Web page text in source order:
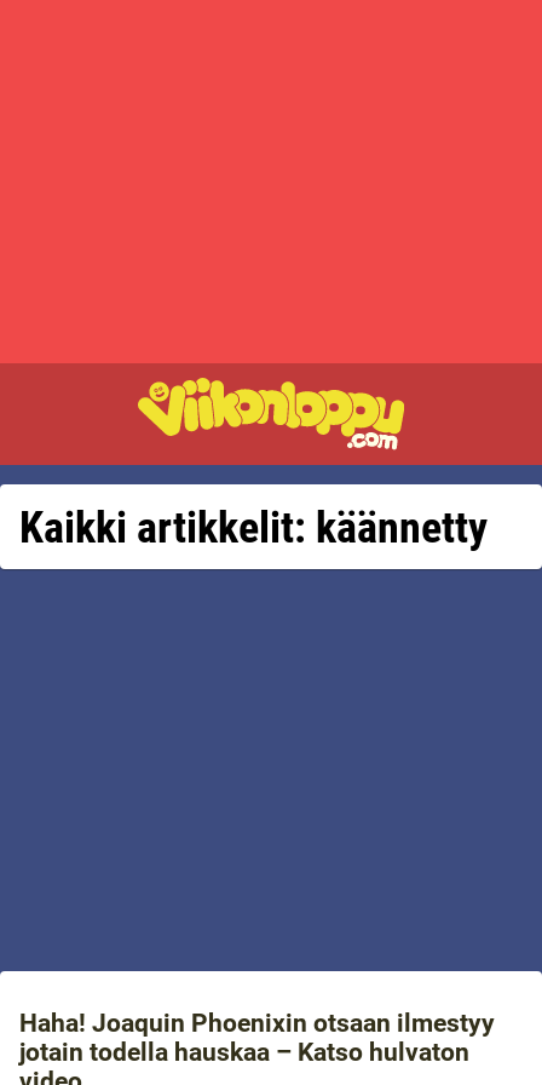
Kaikki artikkelit: käännetty
Haha! Joaquin Phoenixin otsaan ilmestyy
jotain todella hauskaa – Katso hulvaton